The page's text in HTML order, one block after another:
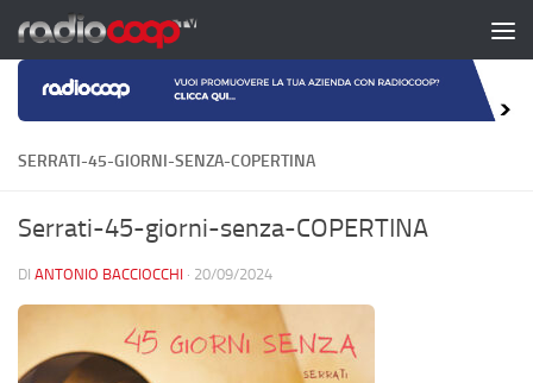
Salta al contenuto
SERRATI-45-GIORNI-SENZA-COPERTINA
Serrati-45-giorni-senza-COPERTINA
DI ANTONIO BACCIOCCHI · 20/09/2024